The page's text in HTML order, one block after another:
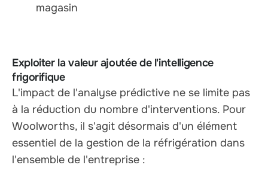
magasin
Exploiter la valeur ajoutée de l'intelligence
frigorifique
L'impact de l'analyse prédictive ne se limite pas
à la réduction du nombre d'interventions. Pour
Woolworths, il s'agit désormais d'un élément
essentiel de la gestion de la réfrigération dans
l'ensemble de l'entreprise :